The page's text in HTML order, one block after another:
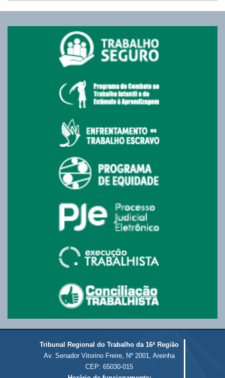
Tribunal Regional do Trabalho da 16ª Região
Av. Senador Vitorino Freire, Nº 2001, Areinha
CEP: 65030-015